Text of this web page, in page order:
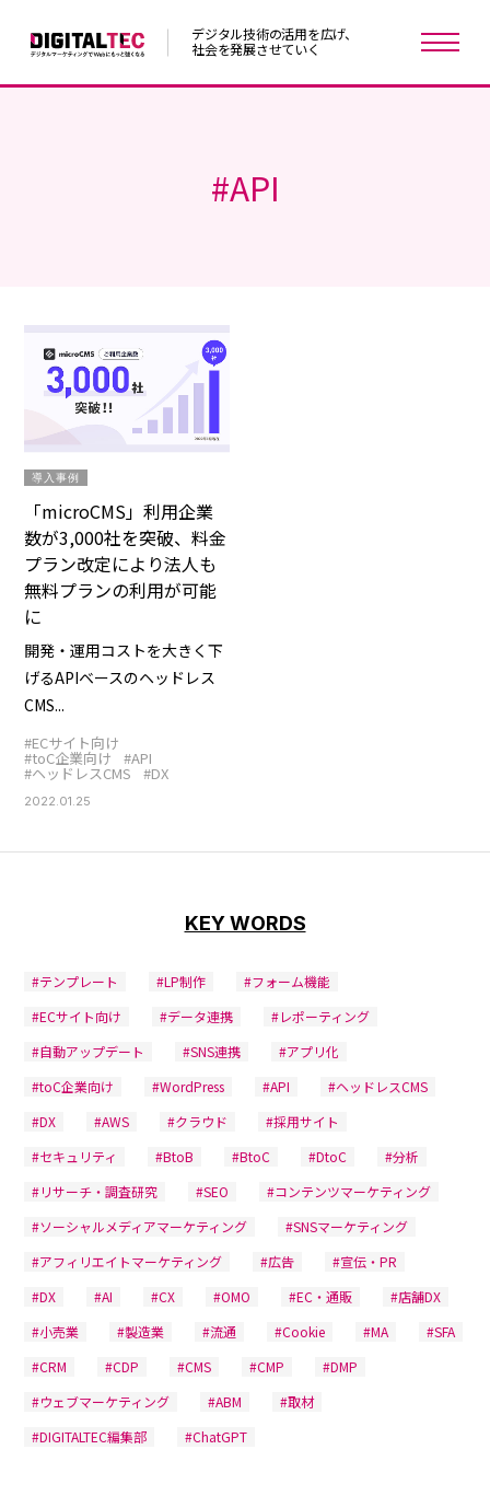
デジタル技術の活用を広げ、
社会を発展させていく
#API
導入事例
「microCMS」利用企業
数が3,000社を突破、料金
プラン改定により法人も
無料プランの利用が可能
に
開発・運用コストを大きく下
げるAPIベースのヘッドレス
CMS...
#ECサイト向け
#toC企業向け #API
#ヘッドレスCMS #DX
2022.01.25
KEY WORDS
#テンプレート #LP制作
#フォーム機能
#ECサイト向け
#データ連携
#レポーティング
#自動アップデート
#SNS連携
#アプリ化
#toC企業向け
#WordPress #API
#ヘッドレスCMS
#DX
#AWS #クラウド
#採用サイト
#セキュリティ
#BtoB #BtoC #DtoC
#分析
#リサーチ・調査研究
#SEO
#コンテンツマーケティング
#ソーシャルメディアマーケティング
#SNSマーケティング
#アフィリエイトマーケティング
#広告
#宣伝・PR
#DX
#AI #CX #OMO #EC・通販
#店舗DX
#小売業
#製造業 #流通 #Cookie #MA
#SFA
#CRM
#CDP #CMS #CMP
#DMP
#ウェブマーケティング
#ABM
#取材
#DIGITALTEC編集部
#ChatGPT